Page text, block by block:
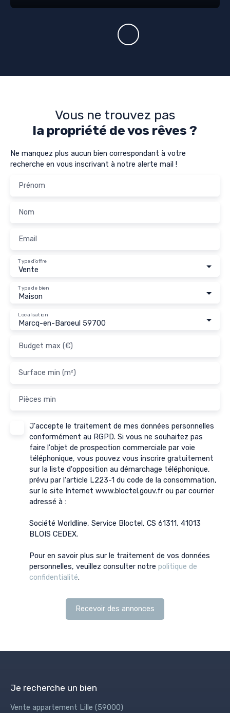
Vous ne trouvez pas
la propriété de vos rêves ?
Ne manquez plus aucun bien correspondant à votre
recherche en vous inscrivant à notre alerte mail !
Prénom
Nom
Email
Vente
Type d'offre
Maison
Type de bien
Marcq-en-Baroeul 59700
Localisation
Budget max (€)
Surface min (m²)
Pièces min
J'accepte le traitement de mes données personnelles
conformément au RGPD. Si vous ne souhaitez pas
faire l'objet de prospection commerciale par voie
téléphonique, vous pouvez vous inscrire gratuitement
sur la liste d'opposition au démarchage téléphonique,
prévu par l'article L223-1 du code de la consommation,
sur le site Internet www.bloctel.gouv.fr ou par courrier
adressé à :
Société Worldline, Service Bloctel, CS 61311, 41013
BLOIS CEDEX.
Pour en savoir plus sur le traitement de vos données
personnelles, veuillez consulter notre politique de
confidentialité.
Recevoir des annonces
Je recherche un bien
Vente appartement Lille (59000)